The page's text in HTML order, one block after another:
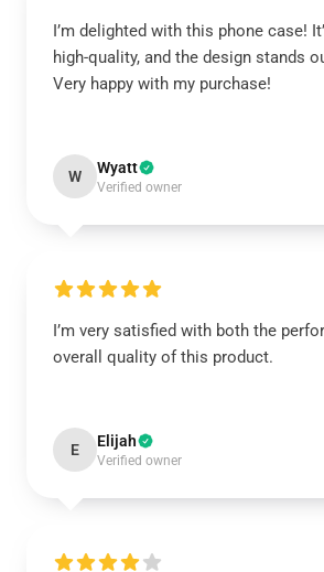
I’m delighted with this phone case!
high-quality, and the design stands
Very happy with my purchase!
W Wyatt
Verified owner
I’m very satisfied with both the
overall quality of this product.
E Elijah
Verified owner